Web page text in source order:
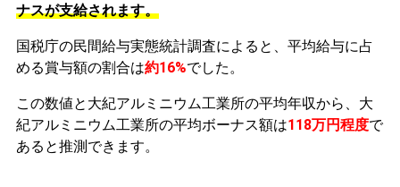
ナスが支給されます。
国税庁の民間給与実態統計調査によると、平均給与に占
める賞与額の割合は約16%でした。
この数値と大紀アルミニウム工業所の平均年収から、大
紀アルミニウム工業所の平均ボーナス額は118万円程度で
あると推測できます。